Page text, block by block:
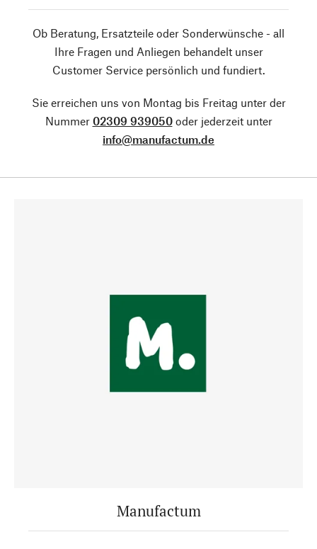
Ob Beratung, Ersatzteile oder Sonderwünsche - all
Ihre Fragen und Anliegen behandelt unser
Customer Service persönlich und fundiert.
Sie erreichen uns von Montag bis Freitag unter der
Nummer 02309 939050oder jederzeit unter
info@manufactum.de
Manufactum